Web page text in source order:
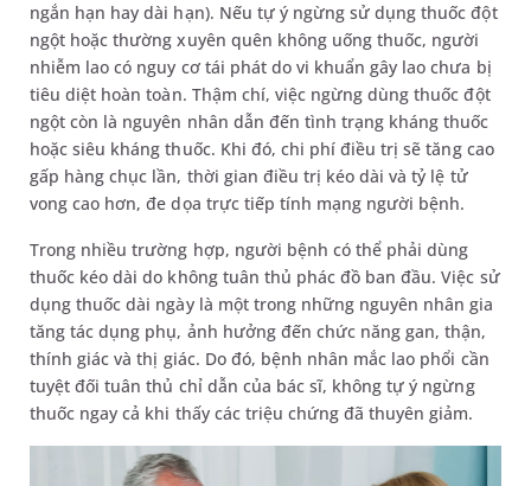
ngắn hạn hay dài hạn). Nếu tự ý ngừng sử dụng thuốc đột
ngột hoặc thường xuyên quên không uống thuốc, người
nhiễm lao có nguy cơ tái phát do vi khuẩn gây lao chưa bị
tiêu diệt hoàn toàn. Thậm chí, việc ngừng dùng thuốc đột
ngột còn là nguyên nhân dẫn đến tình trạng kháng thuốc
hoặc siêu kháng thuốc. Khi đó, chi phí điều trị sẽ tăng cao
gấp hàng chục lần, thời gian điều trị kéo dài và tỷ lệ tử
vong cao hơn, đe dọa trực tiếp tính mạng người bệnh.
Trong nhiều trường hợp, người bệnh có thể phải dùng
thuốc kéo dài do không tuân thủ phác đồ ban đầu. Việc sử
dụng thuốc dài ngày là một trong những nguyên nhân gia
tăng tác dụng phụ, ảnh hưởng đến chức năng gan, thận,
thính giác và thị giác. Do đó, bệnh nhân mắc lao phổi cần
tuyệt đối tuân thủ chỉ dẫn của bác sĩ, không tự ý ngừng
thuốc ngay cả khi thấy các triệu chứng đã thuyên giảm.